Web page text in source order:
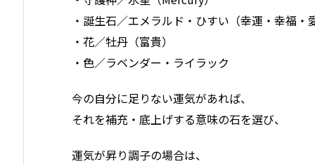
・誕生石／エメラルド・ひすい（幸運・幸福・
・花／牡丹（富貴）
・色／ラベンダー・ライラック
今の自分に足りない運気があれば、
それを補充・底上げする意味の石を選び、
運気が昇り調子の場合は、